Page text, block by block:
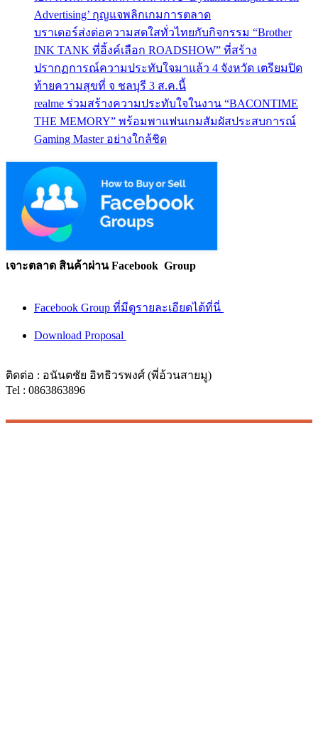
Advertising’ กุญแจพลิกเกมการตลาด
บราเดอร์ส่งต่อความสดใสทั่วไทยกับกิจกรรม “Brother
INK TANK ที่อิ้งค์เลือก ROADSHOW” ที่สร้าง
ปรากฏการณ์ความประทับใจมาแล้ว 4 จังหวัด เตรียมปิด
ท้ายความสุขที่ จ ชลบุรี 3 ส.ค.นี้
realme ร่วมสร้างความประทับใจในงาน “BACONTIME
THE MEMORY” พร้อมพาแฟนเกมสัมผัสประสบการณ์
Gaming Master อย่างใกล้ชิด
เจาะตลาด สินค้าผ่าน Facebook Group
Facebook Group ที่มีดูรายละเอียดได้ที่นี่
Download Proposal
ติดต่อ : อนันตชัย อิทธิวรพงศ์ (พี่อ้วนสายมู)
Tel : 0863863896